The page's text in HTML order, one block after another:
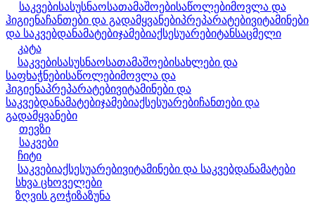
საკვებისასუსნაოსათამაშოებისაწოლებიმოვლა და
ჰიგიენაჩანთები და გადამყვანებიპრეპარატებივიტამინები
და საკვებდანამატებიჯამებიაქსესუარებიტანსაცმელი
კატა
საკვებისასუსნაოსათამაშოებისახლები და
საფხაჭნებისაწოლებიმოვლა და
ჰიგიენაპრეპარატებივიტამინები და
საკვებდანამატებიჯამებიაქსესუარებიჩანთები და
გადამყვანები
თევზი
საკვები
ჩიტი
საკვებიაქსესუარებივიტამინები და საკვებდანამატები
სხვა ცხოველები
ზღვის გოჭიზაზუნა